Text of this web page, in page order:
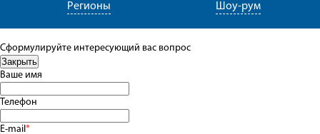
Регионы
Шоу-рум
Сформулируйте интересующий вас вопрос
Ваше имя
Телефон
E-mail*